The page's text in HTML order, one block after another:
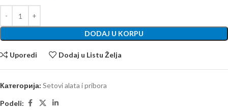
DODAJ U KORPU
Uporedi Dodaj u Listu Želja
Категорија: Setovi alata i pribora
Podeli: